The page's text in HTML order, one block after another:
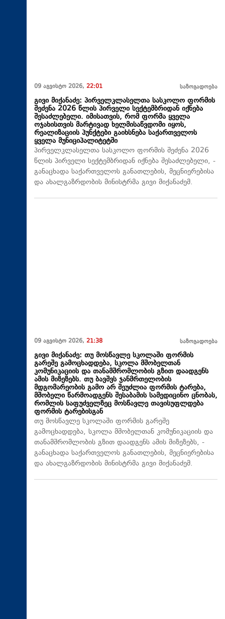
09 აგვისტო 2026, 22:01 საზოგადოება
გივი მიქანაძე: პირველკლასელთა სასკოლო ფორმის
შეძენა 2026 წლის პირველი სექტემბრიდან იქნება
შესაძლებელი. იმისათვის, რომ ფორმა ყველა
ოჯახისთვის მარტივად ხელმისაწვდომი იყოს,
რეალიზაციის პუნქტები გაიხსნება საქართველოს
ყველა მუნიციპალიტეტში
პირველკლასელთა სასკოლო ფორმის შეძენა 2026
წლის პირველი სექტემბრიდან იქნება შესაძლებელი, -
განაცხადა საქართველოს განათლების, მეცნიერებისა
და ახალგაზრდობის მინისტრმა გივი მიქანაძემ.
09 აგვისტო 2026, 21:38 საზოგადოება
გივი მიქანაძე: თუ მოსწავლე სკოლაში ფორმის
გარეშე გამოცხადდება, სკოლა მშობელთან
კომუნიკაციის და თანამშრომლობის გზით დაადგენს
ამის მიზეზებს. თუ ბავშვს ჯანმრთელობის
მდგომარეობის გამო არ შეუძლია ფორმის ტარება,
მშობელი წარმოადგენს შესაბამის სამედიცინო ცნობას,
რომლის საფუძველზეც მოსწავლე თავისუფლდება
ფორმის ტარებისგან
თუ მოსწავლე სკოლაში ფორმის გარეშე
გამოცხადდება, სკოლა მშობელთან კომუნიკაციის და
თანამშრომლობის გზით დაადგენს ამის მიზეზებს, -
განაცხადა საქართველოს განათლების, მეცნიერებისა
და ახალგაზრდობის მინისტრმა გივი მიქანაძემ.